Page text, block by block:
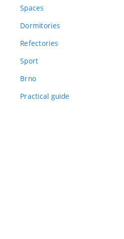
Spaces
Dormitories
Refectories
Sport
Brno
Practical guide